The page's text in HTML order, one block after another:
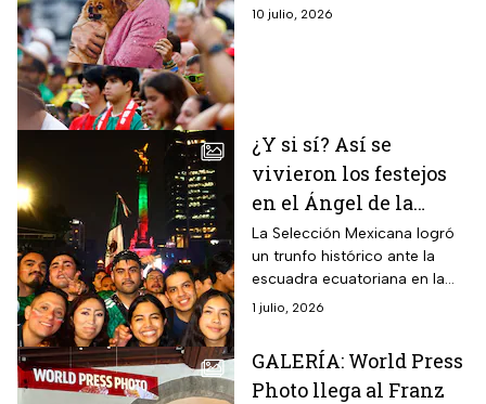
Haaland que
10 julio, 2026
¿Y si sí? Así se
vivieron los festejos
en el Ángel de la
Independencia por el
triunfo de México y
su pase a octavos de
final
La Selección Mexicana logró
un trunfo histórico ante la
escuadra ecuatoriana en la
cancha del Estadio Ciudad de
1 julio, 2026
GALERÍA: World Press
Photo llega al Franz